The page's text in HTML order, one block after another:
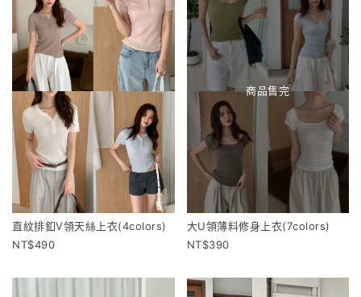
直紋排釦V領天絲上衣(4colors)
490
商品售完
大U領薄料修身上衣(7colors)
390